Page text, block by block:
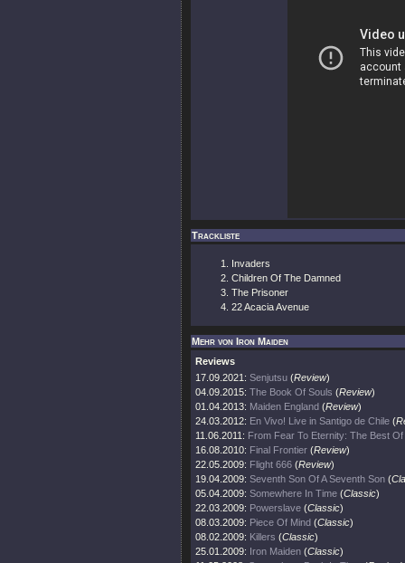
Trackliste
Invaders
Children Of The Damned
The Prisoner
22 Acacia Avenue
Mehr von Iron Maiden
Reviews
17.09.2021: Senjutsu (Review)
04.09.2015: The Book Of Souls (Review)
01.04.2013: Maiden England (Review)
24.03.2012: En Vivo! Live in Santigo de Chile (
11.06.2011: From Fear To Eternity: The Best
16.08.2010: Final Frontier (Review)
22.05.2009: Flight 666 (Review)
19.04.2009: Seventh Son Of A Seventh Son (
05.04.2009: Somewhere In Time (Classic)
22.03.2009: Powerslave (Classic)
08.03.2009: Piece Of Mind (Classic)
08.02.2009: Killers (Classic)
25.01.2009: Iron Maiden (Classic)